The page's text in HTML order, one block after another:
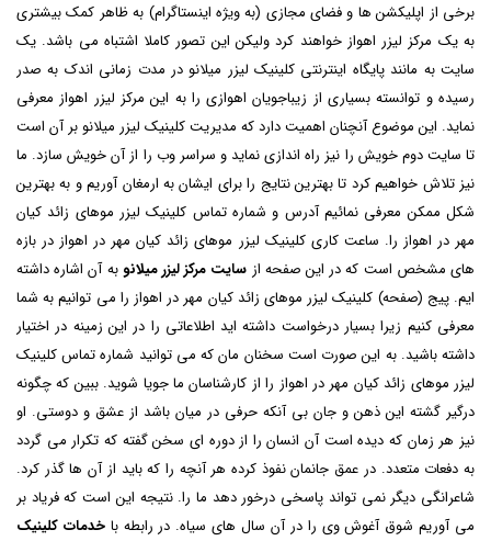
برخی از اپلیکشن ها و فضای مجازی (به ویژه اینستاگرام) به ظاهر کمک بیشتری
به یک مرکز لیزر اهواز خواهند کرد ولیکن این تصور کاملا اشتباه می باشد. یک
سایت به مانند پایگاه اینترنتی کلینیک لیزر میلانو در مدت زمانی اندک به صدر
رسیده و توانسته بسیاری از زیباجویان اهوازی را به این مرکز لیزر اهواز معرفی
نماید. این موضوع آنچنان اهمیت دارد که مدیریت کلینیک لیزر میلانو بر آن است
تا سایت دوم خویش را نیز راه اندازی نماید و سراسر وب را از آن خویش سازد. ما
نیز تلاش خواهیم کرد تا بهترین نتایج را برای ایشان به ارمغان آوریم و به بهترین
شکل ممکن معرفی نمائیم آدرس و شماره تماس کلینیک لیزر موهای زائد کیان
مهر در اهواز را. ساعت کاری کلینیک لیزر موهای زائد کیان مهر در اهواز در بازه
های مشخص است که در این صفحه از سایت مرکز لیزر میلانو به آن اشاره داشته
ایم. پیج (صفحه) کلینیک لیزر موهای زائد کیان مهر در اهواز را می توانیم به شما
معرفی کنیم زیرا بسیار درخواست داشته اید اطلاعاتی را در این زمینه در اختیار
داشته باشید. به این صورت است سخنان مان که می توانید شماره تماس کلینیک
لیزر موهای زائد کیان مهر در اهواز را از کارشناسان ما جویا شوید. ببین که چگونه
درگیر گشته این ذهن و جان بی آنکه حرفی در میان باشد از عشق و دوستی. او
نیز هر زمان که دیده است آن انسان را از دوره ای سخن گفته که تکرار می گردد
به دفعات متعدد. در عمق جانمان نفوذ کرده هر آنچه را که باید از آن ها گذر کرد.
شاعرانگی دیگر نمی تواند پاسخی درخور دهد ما را. نتیجه این است که فریاد بر
می آوریم شوق آغوش وی را در آن سال های سیاه. در رابطه باخدمات کلینیک